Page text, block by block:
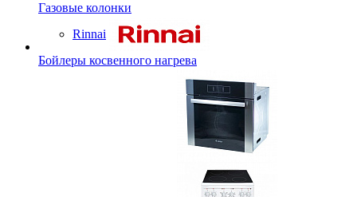
Газовые колонки
Rinnai
Бойлеры косвенного нагрева